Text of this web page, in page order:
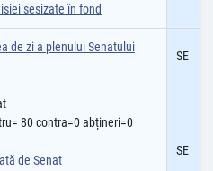
sesizate în fond
de zi a plenului Senatului
SE
80 contra=0 abțineri=0
de Senat
SE